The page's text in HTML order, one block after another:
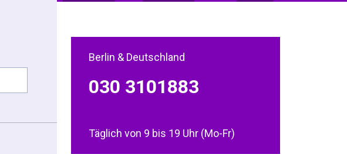
Berlin & Deutschland
030 3101883
Täglich von 9 bis 19 Uhr (Mo-Fr)